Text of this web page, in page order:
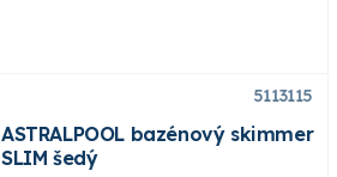
5113115
ASTRALPOOL bazénový skimmer
SLIM šedý